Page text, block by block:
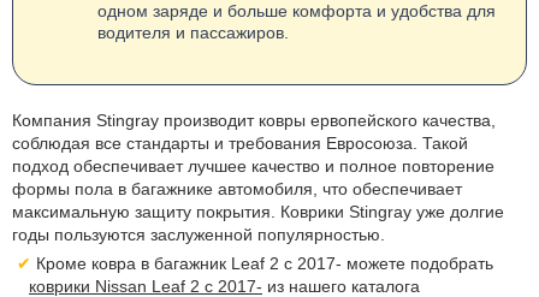
одном заряде и больше комфорта и удобства для
водителя и пассажиров.
Компания Stingray производит ковры ервопейского качества,
соблюдая все стандарты и требования Евросоюза. Такой
подход обеспечивает лучшее качество и полное повторение
формы пола в багажнике автомобиля, что обеспечивает
максимальную защиту покрытия. Коврики Stingray уже долгие
годы пользуются заслуженной популярностью.
Кроме ковра в багажник Leaf 2 с 2017- можете подобрать
коврики Nissan Leaf 2 с 2017- из нашего каталога